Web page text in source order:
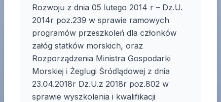
Rozwoju z dnia 05 lutego 2014 r – Dz.U.
2014r poz.239 w sprawie ramowych
programów przeszkoleń dla członków
załóg statków morskich, oraz
Rozporządzenia Ministra Gospodarki
Morskiej i Żeglugi Śródlądowej z dnia
23.04.2018r Dz.U.z 2018r poz.802 w
sprawie wyszkolenia i kwalifikacji